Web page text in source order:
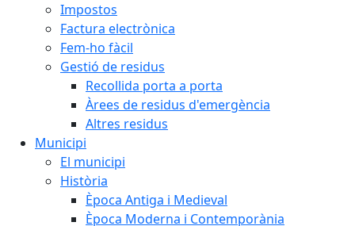
Impostos
Factura electrònica
Fem-ho fàcil
Gestió de residus
Recollida porta a porta
Àrees de residus d'emergència
Altres residus
Municipi
El municipi
Història
Època Antiga i Medieval
Època Moderna i Contemporània